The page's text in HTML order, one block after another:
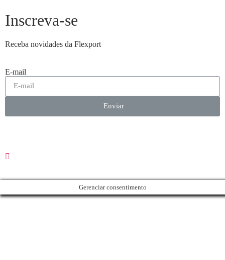
Inscreva-se
Receba novidades da Flexport
E-mail
Enviar
Gerenciar consentimento